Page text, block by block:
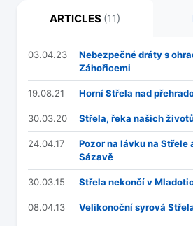
ARTICLES (11)
03.04.23
Nebezpečné dráty s
Záhořicemi
19.08.21 Horní Střela nad
30.03.20 Střela, řeka našich
24.04.17
Pozor na lávku na Střele
Sázavě
30.03.15 Střela nekončí v
08.04.13 Velikonoční syrová